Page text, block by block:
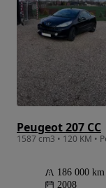
Peugeot 207 CC
1587 cm3 • 120 KM •
186 000 km
2008